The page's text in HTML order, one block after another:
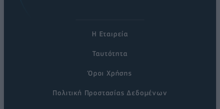
Η Εταιρεία
Ταυτότητα
Όροι Χρήσης
Πολιτική Προστασίας Δεδομένων